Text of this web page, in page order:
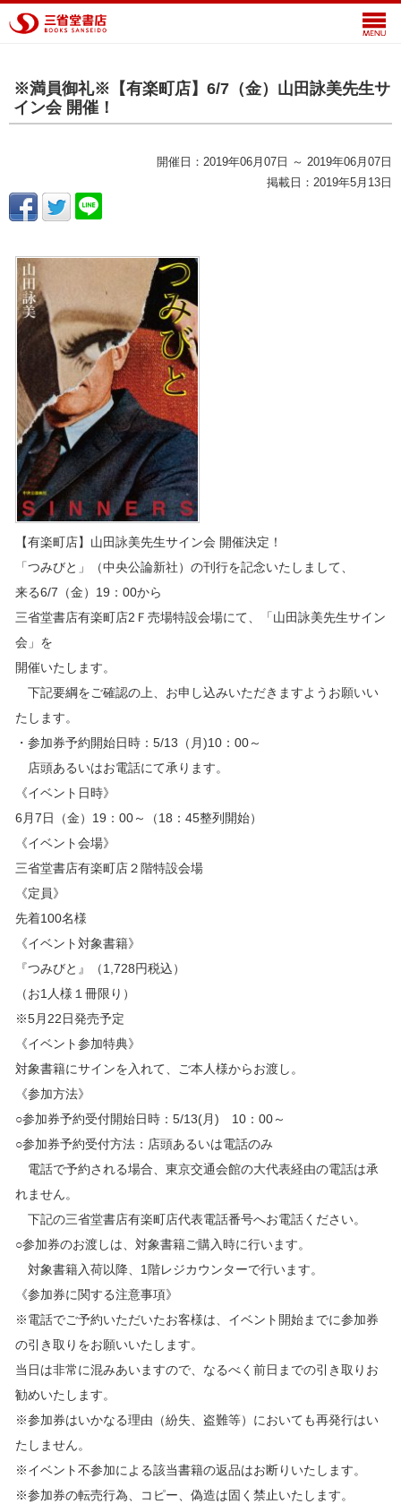
※満員御礼※【有楽町店】6/7（金）山田詠美先生サ
イン会 開催！
開催日：2019年06月07日 ～ 2019年06月07日
掲載日：2019年5月13日
【有楽町店】山田詠美先生サイン会 開催決定！
「つみびと」（中央公論新社）の刊行を記念いたしまして、
来る6/7（金）19：00から
三省堂書店有楽町店2Ｆ売場特設会場にて、「山田詠美先生サイン
会」を
開催いたします。
下記要綱をご確認の上、お申し込みいただきますようお願いい
たします。
・参加券予約開始日時：5/13（月)10：00～
店頭あるいはお電話にて承ります。
《イベント日時》
6月7日（金）19：00～（18：45整列開始）
《イベント会場》
三省堂書店有楽町店２階特設会場
《定員》
先着100名様
《イベント対象書籍》
『つみびと』（1,728円税込）
（お1人様１冊限り）
※5月22日発売予定
《イベント参加特典》
対象書籍にサインを入れて、ご本人様からお渡し。
《参加方法》
○参加券予約受付開始日時：5/13(月) 10：00～
○参加券予約受付方法：店頭あるいは電話のみ
電話で予約される場合、東京交通会館の大代表経由の電話は承
れません。
下記の三省堂書店有楽町店代表電話番号へお電話ください。
○参加券のお渡しは、対象書籍ご購入時に行います。
対象書籍入荷以降、1階レジカウンターで行います。
《参加券に関する注意事項》
※電話でご予約いただいたお客様は、イベント開始までに参加券
の引き取りをお願いいたします。
当日は非常に混みあいますので、なるべく前日までの引き取りお
勧めいたします。
※参加券はいかなる理由（紛失、盗難等）においても再発行はい
たしません。
※イベント不参加による該当書籍の返品はお断りいたします。
※参加券の転売行為、コピー、偽造は固く禁止いたします。